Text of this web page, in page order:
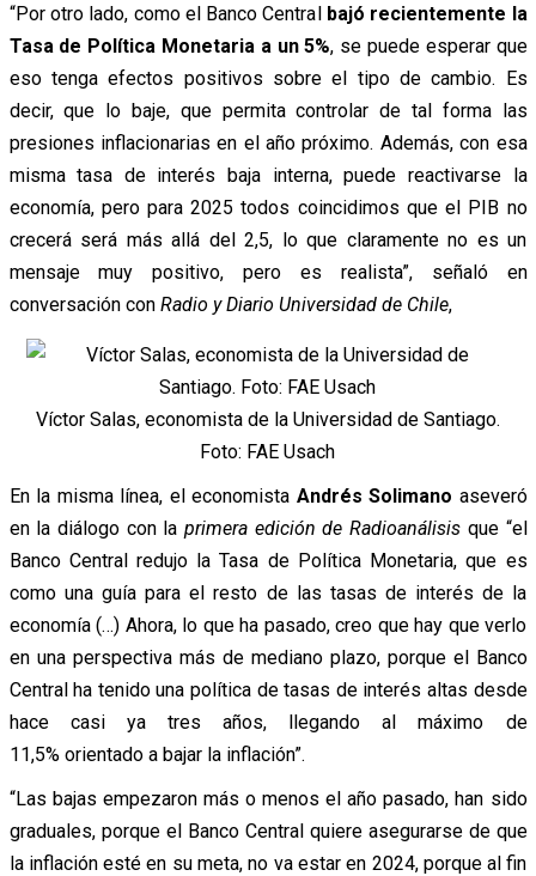
“Por otro lado, como el Banco Central bajó recientemente la
Tasa de Política Monetaria a un 5%, se puede esperar que
eso tenga efectos positivos sobre el tipo de cambio. Es
decir, que lo baje, que permita controlar de tal forma las
presiones inflacionarias en el año próximo. Además, con esa
misma tasa de interés baja interna, puede reactivarse la
economía, pero para 2025 todos coincidimos que el PIB no
crecerá será más allá del 2,5, lo que claramente no es un
mensaje muy positivo, pero es realista”, señaló en
conversación conRadio y Diario Universidad de Chile,
Víctor Salas, economista de la Universidad de Santiago.
Foto: FAE Usach
En la misma línea, el economista Andrés Solimano aseveró
en la diálogo con la primera edición de Radioanálisis que “el
Banco Central redujo la Tasa de Política Monetaria, que es
como una guía para el resto de las tasas de interés de la
economía (…) Ahora, lo que ha pasado, creo que hay que verlo
en una perspectiva más de mediano plazo, porque el Banco
Central ha tenido una política de tasas de interés altas desde
hace casi ya tres años, llegando al máximo de
11,5% orientado a bajar la inflación”.
“Las bajas empezaron más o menos el año pasado, han sido
graduales, porque el Banco Central quiere asegurarse de que
la inflación esté en su meta, no va estar en 2024, porque al fin